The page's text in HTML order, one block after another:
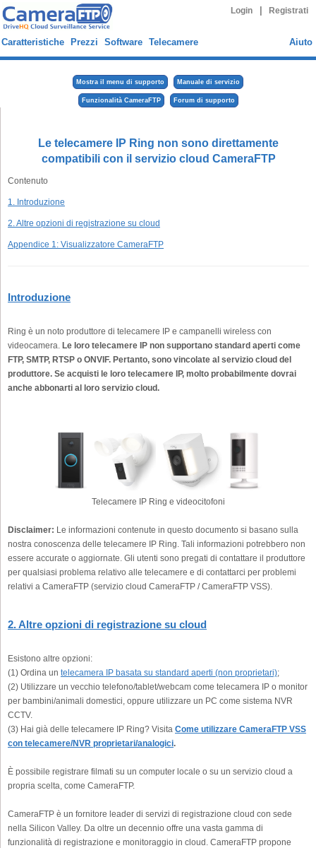
Login Registrati
Caratteristiche Prezzi Software Telecamere Aiuto
Mostra il menu di supporto Manuale di servizio
Funzionalità CameraFTP Forum di supporto
Le telecamere IP Ring non sono direttamente
compatibili con il servizio cloud CameraFTP
Contenuto
1. Introduzione
2. Altre opzioni di registrazione su cloud
Appendice 1: Visualizzatore CameraFTP
Introduzione
Ring è un noto produttore di telecamere IP e campanelli wireless con
videocamera. Le loro telecamere IP non supportano standard aperti come
FTP, SMTP, RTSP o ONVIF. Pertanto, sono vincolate al servizio cloud del
produttore. Se acquisti le loro telecamere IP, molto probabilmente dovrai
anche abbonarti al loro servizio cloud.
Telecamere IP Ring e videocitofoni
Disclaimer: Le informazioni contenute in questo documento si basano sulla
nostra conoscenza delle telecamere IP Ring. Tali informazioni potrebbero non
essere accurate o aggiornate. Gli utenti sono pregati di contattare il produttore
per qualsiasi problema relativo alle telecamere e di contattarci per problemi
relativi a CameraFTP (servizio cloud CameraFTP / CameraFTP VSS).
2. Altre opzioni di registrazione su cloud
Esistono altre opzioni:
(1) Ordina un telecamera IP basata su standard aperti (non proprietari);
(2) Utilizzare un vecchio telefono/tablet/webcam come telecamera IP o monitor
per bambini/animali domestici, oppure utilizzare un PC come sistema NVR
CCTV.
(3) Hai già delle telecamere IP Ring? Visita Come utilizzare CameraFTP VSS
con telecamere/NVR proprietari/analogici.
È possibile registrare filmati su un computer locale o su un servizio cloud a
propria scelta, come CameraFTP.
CameraFTP è un fornitore leader di servizi di registrazione cloud con sede
nella Silicon Valley. Da oltre un decennio offre una vasta gamma di
funzionalità di registrazione e monitoraggio in cloud. CameraFTP propone